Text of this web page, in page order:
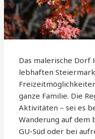
Das malerische Dorf
lebhaften
ganze Familie. Die
Aktivitäten – sei es
Wanderung auf dem
GU-Süd oder bei